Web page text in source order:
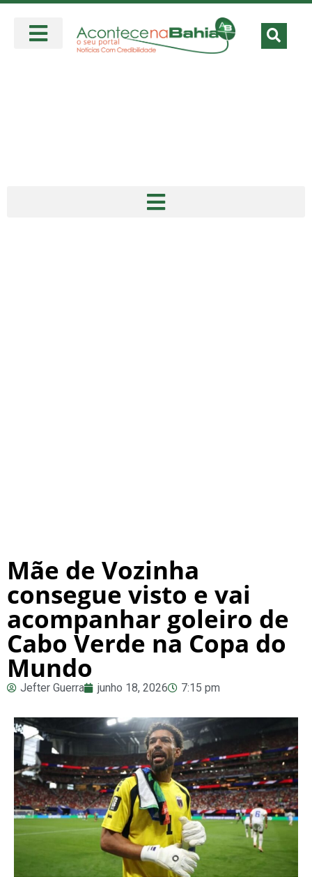
Mãe de Vozinha
consegue visto e vai
acompanhar goleiro de
Cabo Verde na Copa do
Mundo
Jefter Guerra junho 18, 2026 7:15 pm